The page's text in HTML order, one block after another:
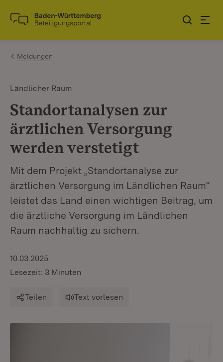
Zum Inhalt springen
Link zur Startseite
Meldungen
Ländlicher Raum
Standortanalysen zur
ärztlichen Versorgung
werden verstetigt
Mit dem Projekt „Standortanalyse zur
ärztlichen Versorgung im Ländlichen Raum“
leistet das Land einen wichtigen Beitrag, um
die ärztliche Versorgung im Ländlichen
Raum nachhaltig zu sichern.
10.03.2025
Lesezeit: 3 Minuten
Teilen Text vorlesen